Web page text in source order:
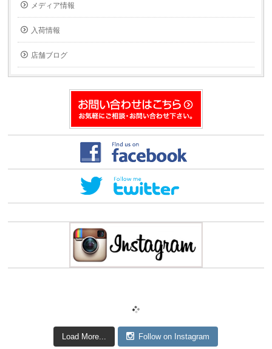
メディア情報
入荷情報
店舗ブログ
Load More... Follow on Instagram